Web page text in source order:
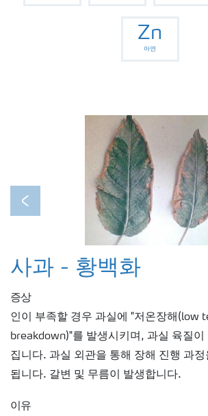
Zn
아연
Previous
사과 - 황백화
증상
인이 부족할 경우 과실에 "저온장해(low
breakdown)"를 발생시키며, 과실 육질이
집니다. 과실 외관을 통해 장해 진행 과정
됩니다. 갈변 및 무름이 발생합니다.
이유